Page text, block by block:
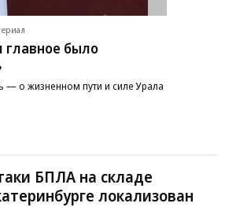
было
— о жизненном пути и силе Урала
БПЛА на складе
локализован